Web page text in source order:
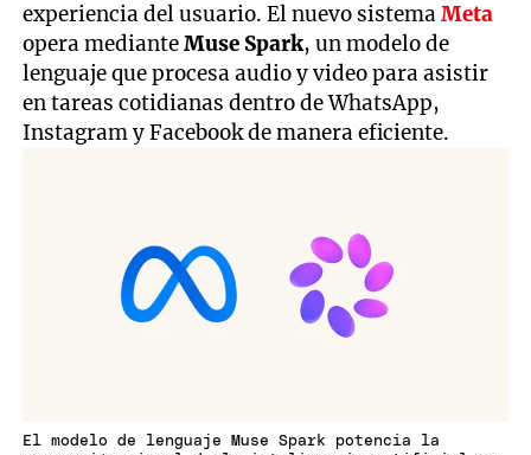
experiencia del usuario. El nuevo sistemaMeta
opera medianteMuse Spark, un modelo de
lenguaje que procesa audio y video para asistir
en tareas cotidianas dentro de WhatsApp,
Instagram y Facebook de manera eficiente.
El modelo de lenguaje Muse Spark potencia la